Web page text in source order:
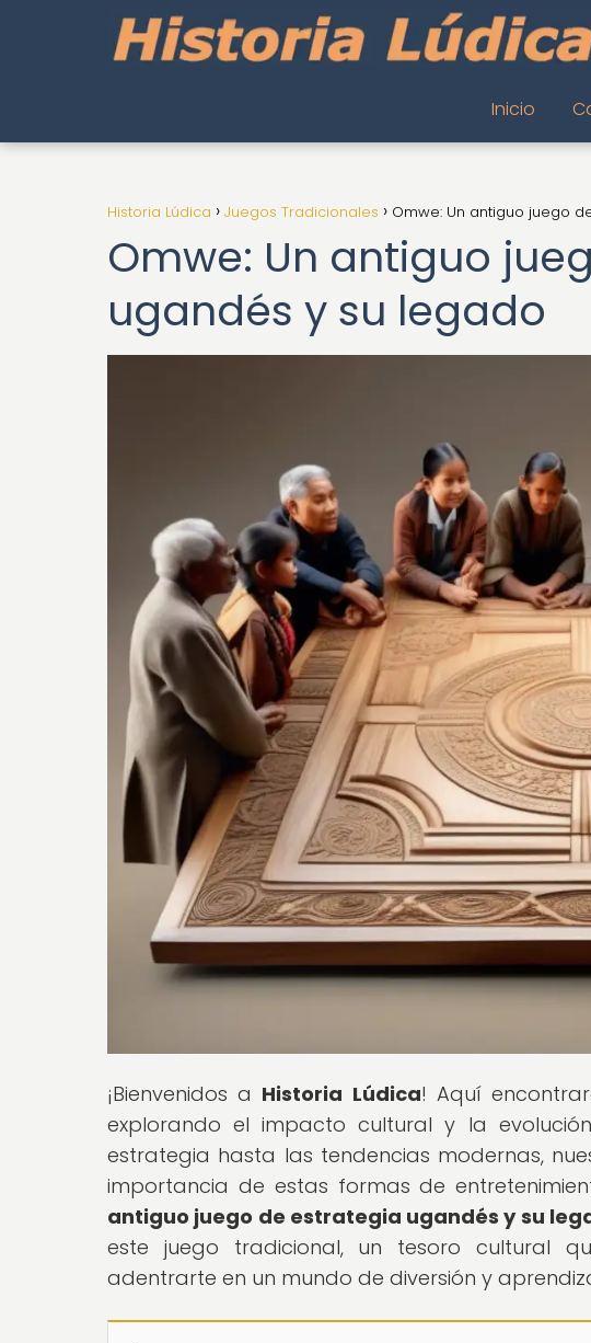
Inicio
Historia Lúdica Juegos Tradicionales Omwe: Un antiguo juego
Omwe: Un antiguo
ugandés y su legado
¡Bienvenidos a Historia Lúdica! Aquí
explorando el impacto cultural y la
estrategia hasta las tendencias modernas,
importancia de estas formas de
antiguo juego de estrategia ugandés y su
este juego tradicional, un tesoro cultural
adentrarte en un mundo de diversión y